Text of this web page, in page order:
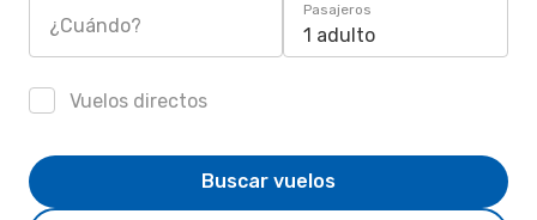
¿Cuándo?
Pasajeros
1 adulto
Vuelos directos
Buscar vuelos